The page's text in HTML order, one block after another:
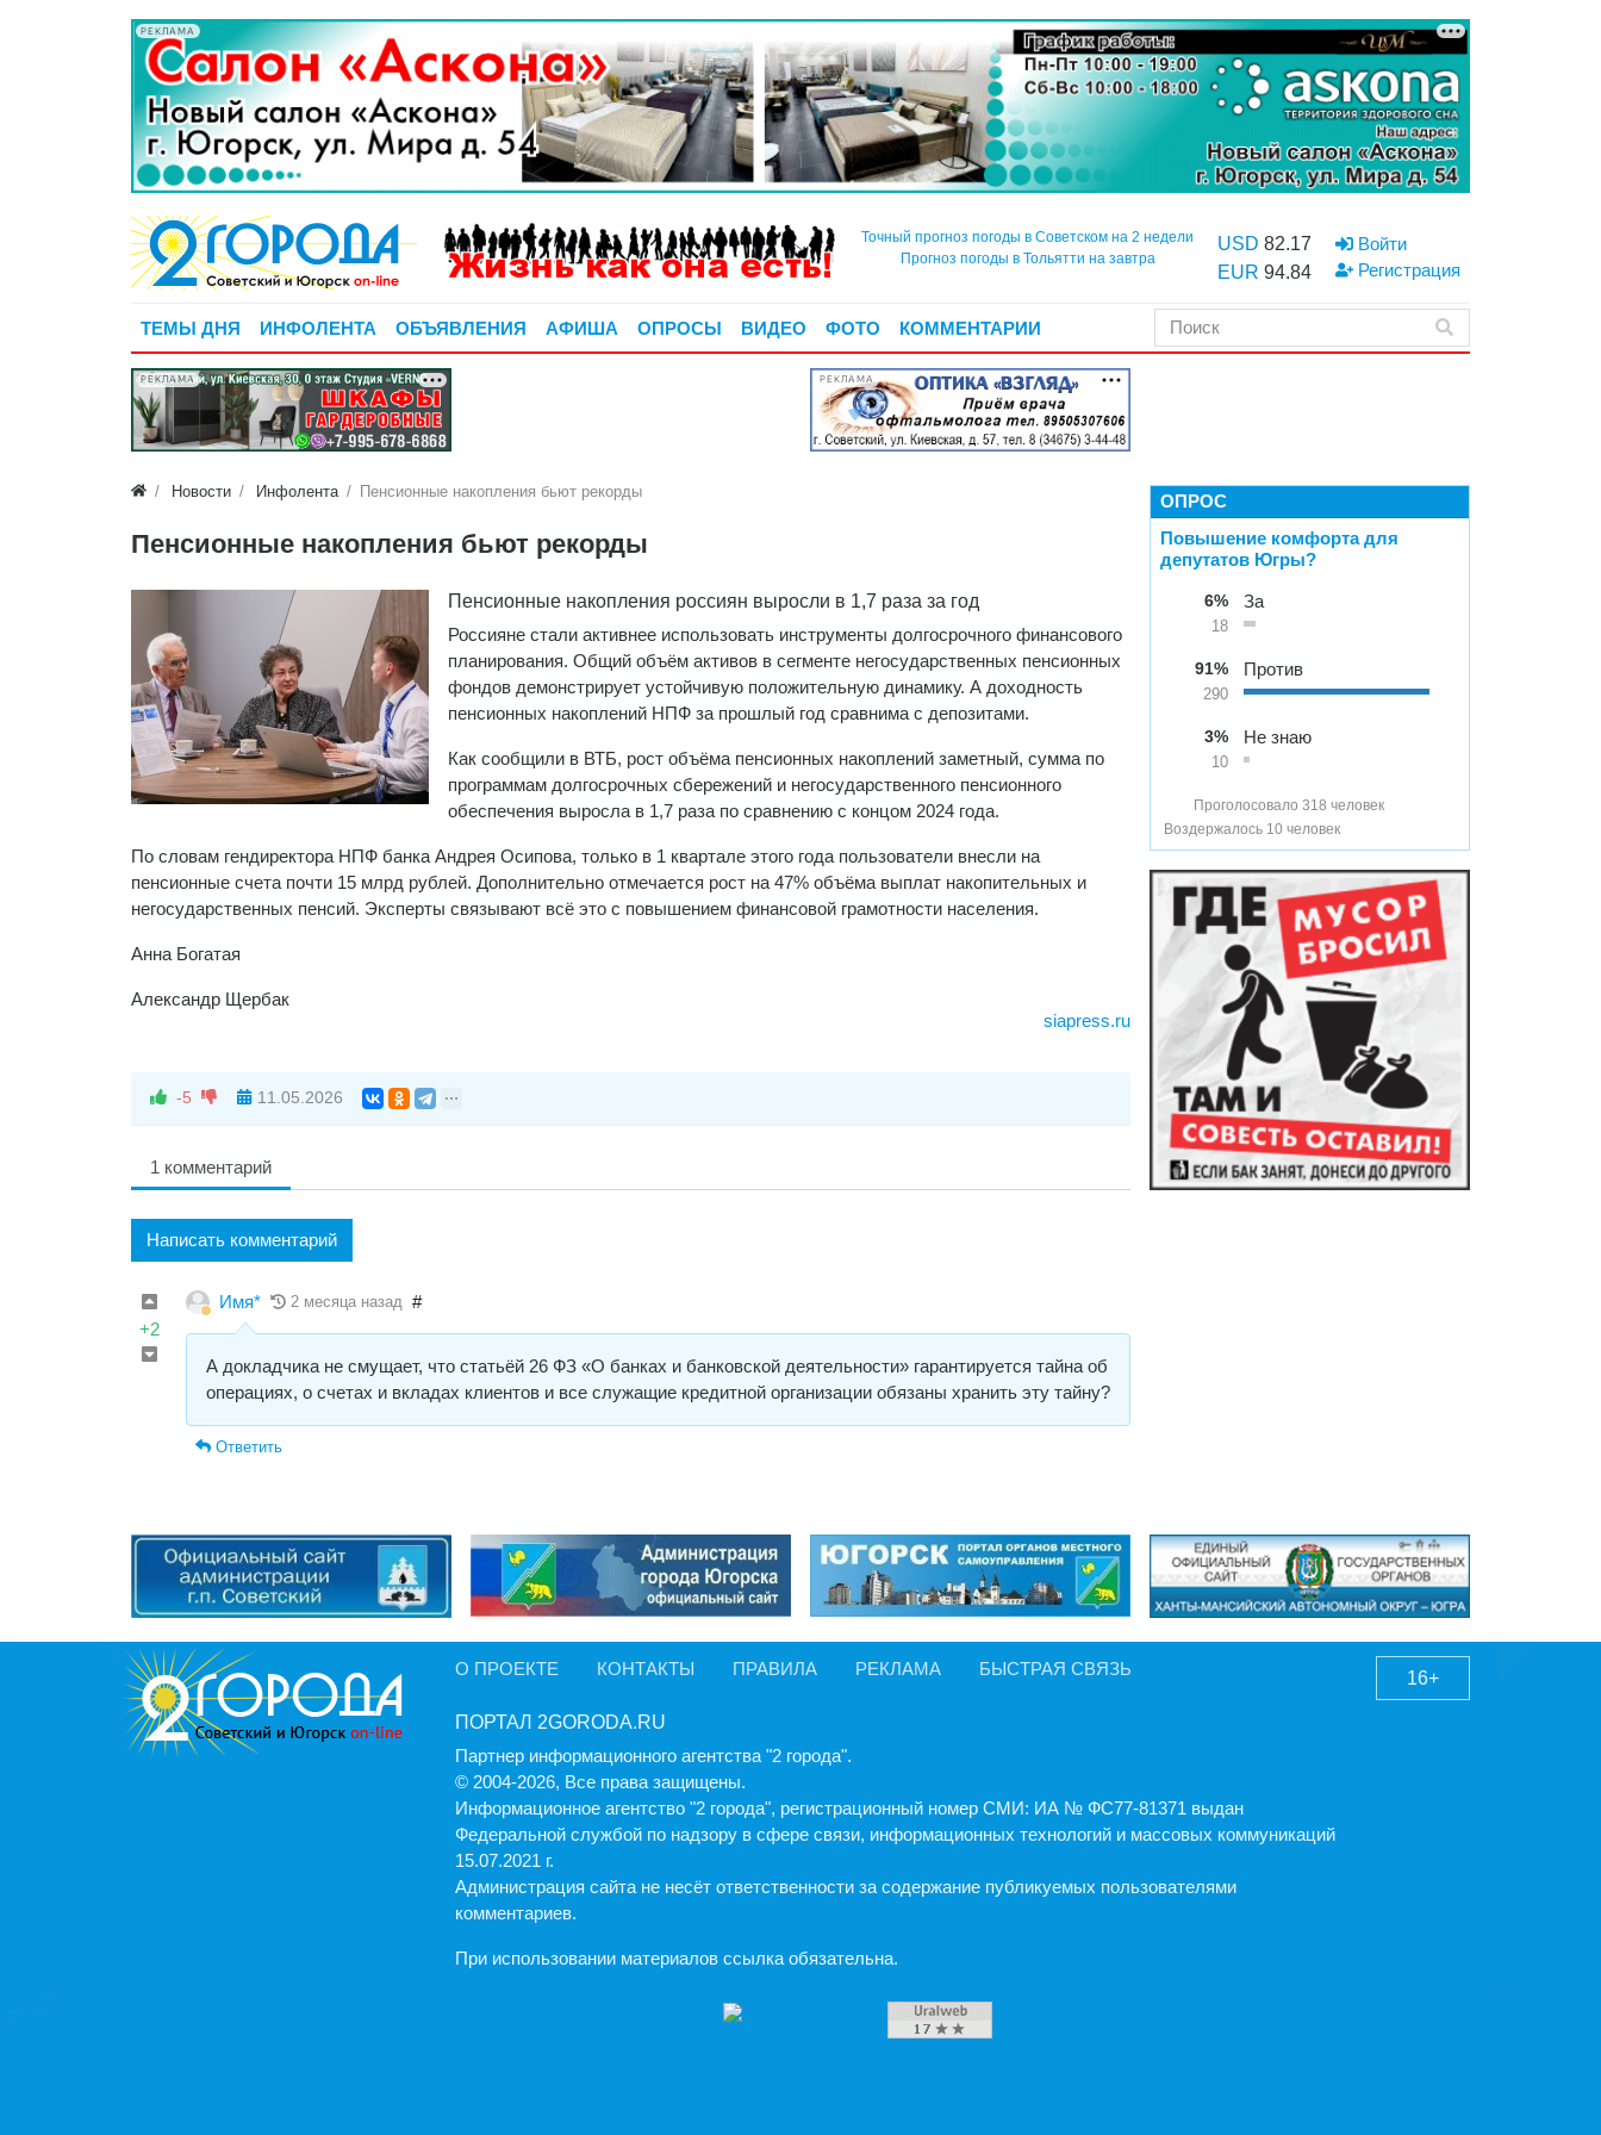
РЕКЛАМА
Точный прогноз погоды в Советском на 2 недели
Прогноз погоды в Тольятти на завтра
USD 82.17
EUR 94.84
Войти
Регистрация
ТЕМЫ ДНЯ ИНФОЛЕНТА ОБЪЯВЛЕНИЯ АФИША ОПРОСЫ ВИДЕО ФОТО КОММЕНТАРИИ
РЕКЛАМА РЕКЛАМА
Новости Инфолента ​Пенсионные накопления бьют рекорды
​Пенсионные накопления бьют рекорды
Пенсионные накопления россиян выросли в 1,7 раза за год
Россияне стали активнее использовать инструменты долгосрочного финансового
планирования. Общий объём активов в сегменте негосударственных пенсионных
фондов демонстрирует устойчивую положительную динамику. А доходность
пенсионных накоплений НПФ за прошлый год сравнима с депозитами.
Как сообщили в ВТБ, рост объёма пенсионных накоплений заметный, сумма по
программам долгосрочных сбережений и негосударственного пенсионного
обеспечения выросла в 1,7 раза по сравнению с концом 2024 года.
По словам гендиректора НПФ банка Андрея Осипова, только в 1 квартале этого года пользователи внесли на
пенсионные счета почти 15 млрд рублей. Дополнительно отмечается рост на 47% объёма выплат накопительных и
негосударственных пенсий. Эксперты связывают всё это с повышением финансовой грамотности населения.
Анна Богатая
Александр Щербак
siapress.ru
-5 11.05.2026
1 комментарий
Написать комментарий
+2
Имя* 2 месяца назад #
А докладчика не смущает, что статьёй 26 ФЗ «О банках и банковской деятельности» гарантируется тайна об
операциях, о счетах и вкладах клиентов и все служащие кредитной организации обязаны хранить эту тайну?
Ответить
ОПРОС
Повышение комфорта для
депутатов Югры?
6%
18
За
91%
290
Против
3%
10
Не знаю
Проголосовало 318 человек
Воздержалось 10 человек
О ПРОЕКТЕ КОНТАКТЫ ПРАВИЛА РЕКЛАМА БЫСТРАЯ СВЯЗЬ
ПОРТАЛ 2GORODA.RU
Партнер информационного агентства "2 города".
© 2004-2026, Все права защищены.
Информационное агентство "2 города", регистрационный номер СМИ: ИА № ФС77-81371 выдан
Федеральной службой по надзору в сфере связи, информационных технологий и массовых коммуникаций
15.07.2021 г.
Администрация cайта не несёт ответственности за содержание публикуемых пользователями
комментариев.
При использовании материалов ссылка обязательна.
16+